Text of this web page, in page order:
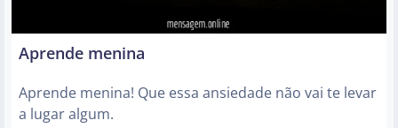
Aprende menina
Aprende menina! Que essa ansiedade não vai te levar
a lugar algum.